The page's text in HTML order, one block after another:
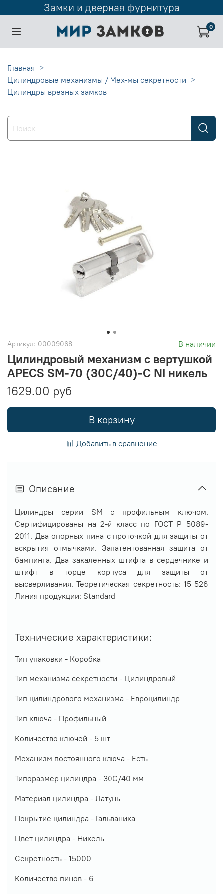
Замки и дверная фурнитура
0
Главная
Цилиндровые механизмы / Мех-мы секретности
Цилиндры врезных замков
Артикул: 00009068 В наличии
Цилиндровый механизм с вертушкой
APECS SM-70 (30C/40)-C NI никель
1629.00 руб
В корзину
Добавить в сравнение
Описание
Цилиндры серии SM с профильным ключом.
Сертифицированы на 2-й класс по ГОСТ Р 5089-
2011. Два опорных пина с проточкой для защиты от
вскрытия отмычками. Запатентованная защита от
бампинга. Два закаленных штифта в сердечнике и
штифт в торце корпуса для защиты от
высверливания. Теоретическая секретность: 15 526
Линия продукции: Standard
Технические характеристики:
Тип упаковки - Коробка
Тип механизма секретности - Цилиндровый
Тип цилиндрового механизма - Евроцилиндр
Тип ключа - Профильный
Количество ключей - 5 шт
Механизм постоянного ключа - Есть
Типоразмер цилиндра - 30C/40 мм
Материал цилиндра - Латунь
Покрытие цилиндра - Гальваника
Цвет цилиндра - Никель
Секретность - 15000
Количество пинов - 6